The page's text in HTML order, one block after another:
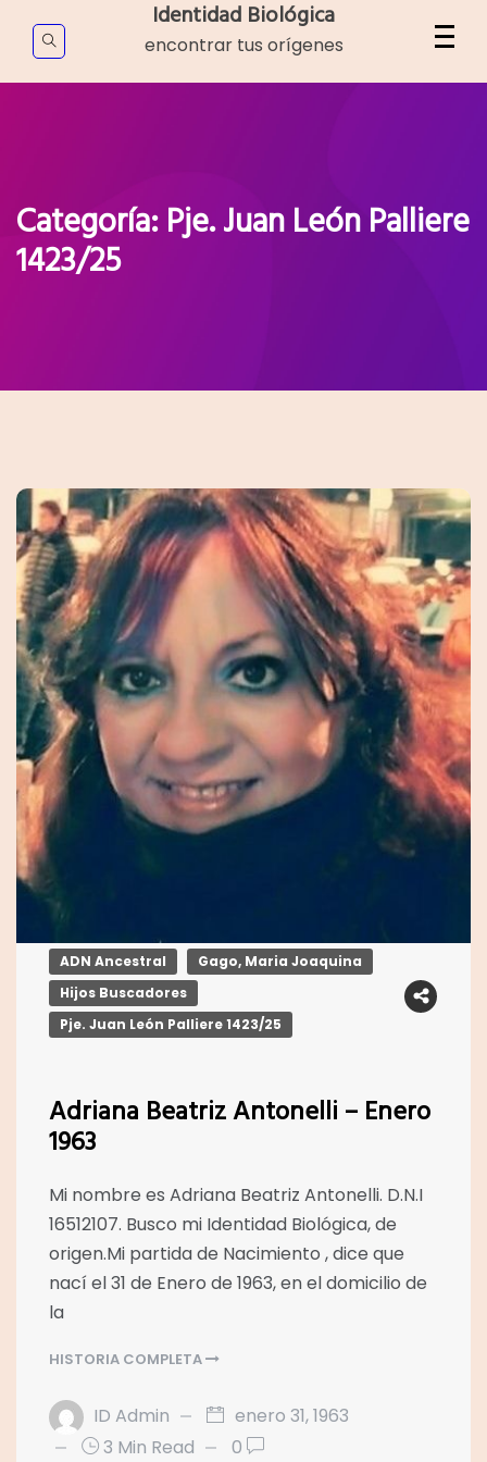
content
Identidad Biológica
encontrar tus orígenes
Categoría:Pje. Juan León Palliere
1423/25
ADN Ancestral
Gago, Maria Joaquina
Hijos Buscadores
Pje. Juan León Palliere 1423/25
Adriana Beatriz Antonelli – Enero
1963
Mi nombre es Adriana Beatriz Antonelli. D.N.I
16512107. Busco mi Identidad Biológica, de
origen.Mi partida de Nacimiento , dice que
nací el 31 de Enero de 1963, en el domicilio de
la
HISTORIA COMPLETA
ID Admin
enero 31, 1963
3 Min Read
0